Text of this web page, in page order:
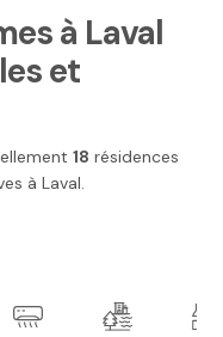
à Laval
et
18 résidences
à Laval.